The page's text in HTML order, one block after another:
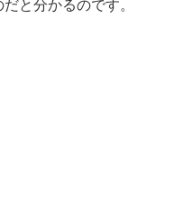
と分かるのです。